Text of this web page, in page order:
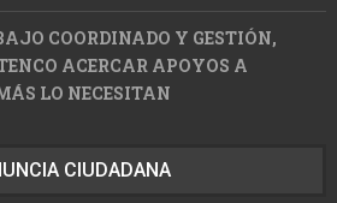
COORDINADO Y GESTIÓN,
ACERCAR APOYOS A
LO NECESITAN
CIUDADANA